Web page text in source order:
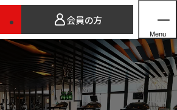
会員の方
Menu